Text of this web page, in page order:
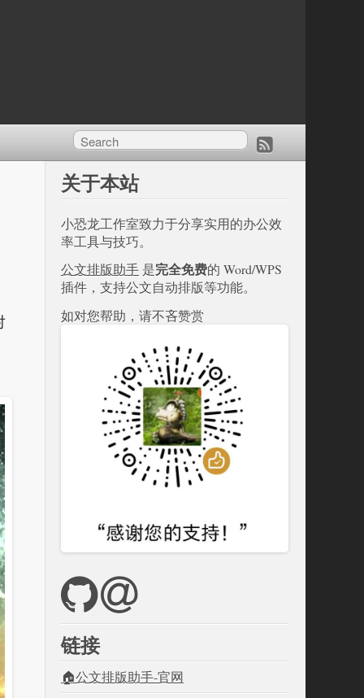
关于本站
小恐龙工作室致力于分享实用的办公效
率工具与技巧。
公文排版助手 是完全免费的 Word/WPS
插件，支持公文自动排版等功能。
如对您帮助，请不吝赞赏
链接
🏠公文排版助手-官网